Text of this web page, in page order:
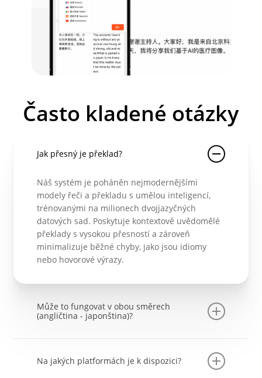
Často kladené otázky
Jak přesný je překlad?
Náš systém je poháněn nejmodernějšími
modely řeči a překladu s umělou inteligencí,
trénovanými na milionech dvojjazyčných
datových sad. Poskytuje kontextově uvědomělé
překlady s vysokou přesností a zároveň
minimalizuje běžné chyby, jako jsou idiomy
nebo hovorové výrazy.
Může to fungovat v obou směrech
(angličtina - japonština)?
přeložit do angličtiny, nebo mluvit anglicky a
nechat si to přeložit do japonštiny. Obě strany
Na jakých platformách je k dispozici?